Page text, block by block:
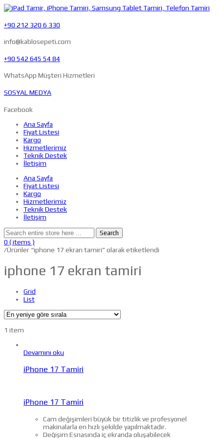
+90 212 320 6 330
info@kablosepeti.com
+90 542 645 54 84
WhatsApp Müşteri Hizmetleri
SOSYAL MEDYA
Facebook
Ana Sayfa
Fiyat Listesi
Kargo
Hizmetlerimiz
Teknik Destek
İletişim
Ana Sayfa
Fiyat Listesi
Kargo
Hizmetlerimiz
Teknik Destek
İletişim
Search
0 ( items )
/Ürünler “iphone 17 ekran tamiri” olarak etiketlendi
iphone 17 ekran tamiri
Grid
List
1 item
Devamını oku
iPhone 17 Tamiri
iPhone 17 Tamiri
Cam değişimleri büyük bir titizlik ve profesyonel
makinalarla en hızlı şekilde yapılmaktadır.
Değişim Esnasında iç ekranda oluşabilecek